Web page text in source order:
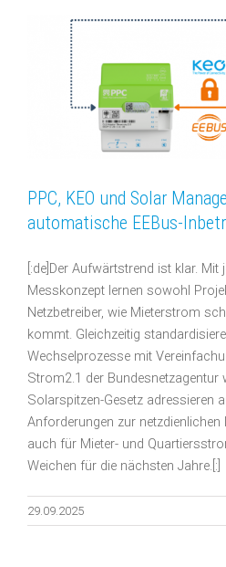
PPC, KEO und Solar
automatische EEBus-
[:de]Der Aufwärtstrend ist klar.
Messkonzept lernen sowohl
Netzbetreiber, wie Mieterstrom
kommt. Gleichzeitig
Wechselprozesse mit
Strom2.1 der Bundesnetzagentur
Solarspitzen-Gesetz adressieren
Anforderungen zur
auch für Mieter- und
Weichen für die nächsten Jahre.[:]
29.09.2025